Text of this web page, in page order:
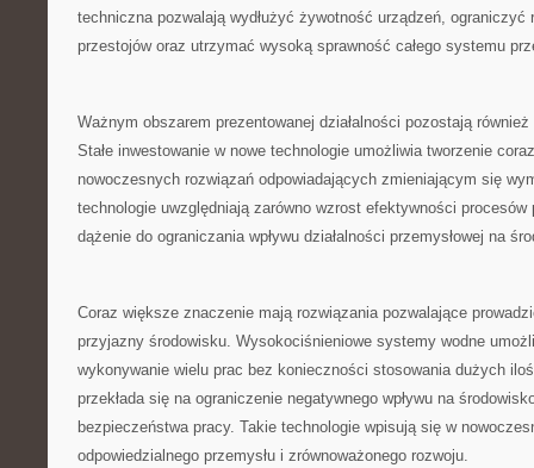
techniczna pozwalają wydłużyć żywotność urządzeń, ograniczyć
przestojów oraz utrzymać wysoką sprawność całego systemu
Ważnym obszarem prezentowanej działalności pozostają
Stałe inwestowanie w nowe technologie umożliwia tworzenie
nowoczesnych rozwiązań odpowiadających zmieniającym się
technologie uwzględniają zarówno wzrost efektywności procesów
dążenie do ograniczania wpływu działalności przemysłowej na
Coraz większe znaczenie mają rozwiązania pozwalające
przyjazny środowisku. Wysokociśnieniowe systemy wodne
wykonywanie wielu prac bez konieczności stosowania dużych
przekłada się na ograniczenie negatywnego wpływu na
bezpieczeństwa pracy. Takie technologie wpisują się w
odpowiedzialnego przemysłu i zrównoważonego rozwoju.